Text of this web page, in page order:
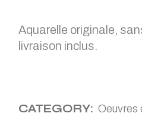
Aquarelle originale,
livraison inclus.
CATEGORY: Oeuvres